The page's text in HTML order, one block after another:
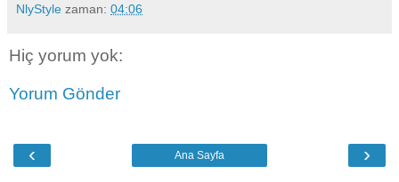
NlyStyle zaman: 04:06
Hiç yorum yok:
Yorum Gönder
‹ ›
Ana Sayfa